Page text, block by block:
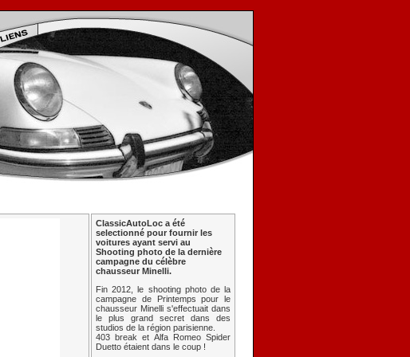
ClassicAutoLoc a été
selectionné pour fournir les
voitures ayant servi au
Shooting photo de la dernière
campagne du célèbre
chausseur Minelli.
Fin 2012, le shooting photo de la
campagne de Printemps pour le
chausseur Minelli s'effectuait dans
le plus grand secret dans des
studios de la région parisienne.
403 break et Alfa Romeo Spider
Duetto étaient dans le coup !